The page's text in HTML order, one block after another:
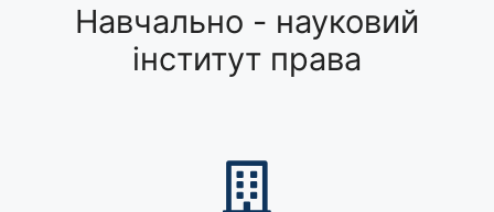
Навчально - науковий
інститут права